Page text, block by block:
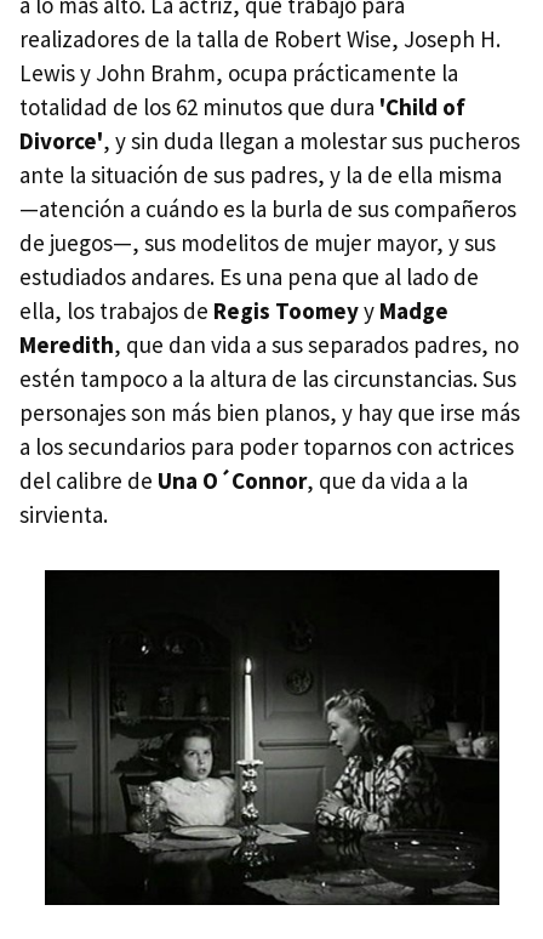
realizadores de la talla de Robert Wise, Joseph H.
Lewis y John Brahm, ocupa prácticamente la
totalidad de los 62 minutos que dura 'Child of
Divorce', y sin duda llegan a molestar sus pucheros
ante la situación de sus padres, y la de ella misma
—atención a cuándo es la burla de sus compañeros
de juegos—, sus modelitos de mujer mayor, y sus
estudiados andares. Es una pena que al lado de
ella, los trabajos de Regis Toomeyy Madge
Meredith, que dan vida a sus separados padres, no
estén tampoco a la altura de las circunstancias. Sus
personajes son más bien planos, y hay que irse más
a los secundarios para poder toparnos con actrices
del calibre de Una O´Connor, que da vida a la
sirvienta.